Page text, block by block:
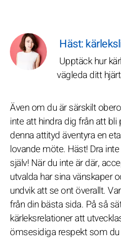
Häst:
Upptäck hur
vägleda ditt
Även om du är särskilt
inte att hindra dig från att bli
denna attityd äventyra en
lovande möte. Häst! Dra
själv! När du inte är där,
utvalda har sina vänskaper
undvik att se ont överallt.
från din bästa sida. På så
kärleksrelationer att
ömsesidiga respekt som